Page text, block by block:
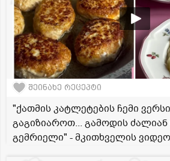
შეინახე რეცეპტი
"ქათმის კატლეტების ჩემი
გაგიზიაროთ... გამოდის
გემრიელი" - მკითხველის